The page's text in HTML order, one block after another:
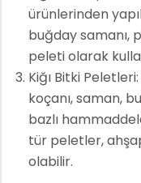
ürünlerinden
buğday samanı,
peleti olarak
Kiğı Bitki
koçanı, saman,
bazlı
tür peletler,
olabilir.